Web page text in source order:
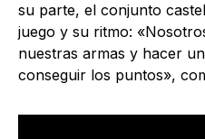
su parte, el conjunto
juego y su ritmo:
nuestras armas y hacer
conseguir los puntos»,